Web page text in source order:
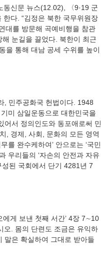
다. “김정은 북한 국무위원장
대를 방문해 곡예비행을 참관
눈길을 끌었다. 북한이 최근
을 통해 대남 공세 수위를 높이
미 삼일운동으로 대한민국을
어서 정의인도와 동포애로써 민
, 경제, 사회, 문화의 모든 영역
를 완수케하여’ 안으로는 ‘국민
우리들의 ‘자손의 안전과 자유
된 국회에서 단기 4281년 7
오. 몸의 단련도 조금은 유익하
말은 확실하여 그대로 받아들